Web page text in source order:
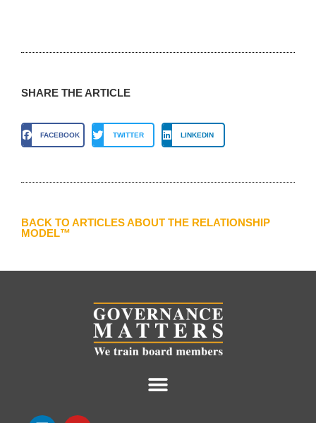
SHARE THE ARTICLE
FACEBOOK TWITTER LINKEDIN
BACK TO ARTICLES ABOUT THE RELATIONSHIP
MODEL™